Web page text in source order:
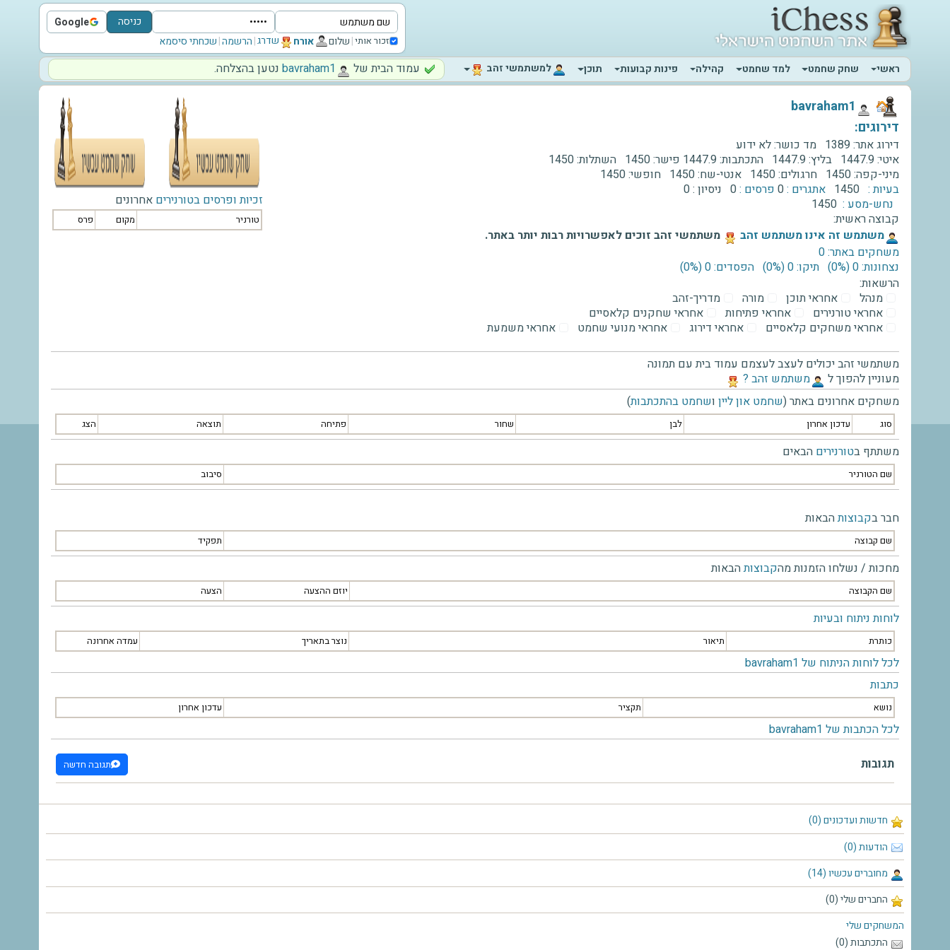
כניסה Google
Sign in with Google
זכור אותי|שלום ‫אורח‬ שדרג|הרשמה|שכחתי סיסמא
ראשי
שחק שחמט למד שחמט קהילה פינות קבועות תוכן ‫למשתמשי זהב‬ עמוד הבית של ‫bavraham1‬ נטען בהצלחה.
חדשות ועדכונים (0)
הודעות (0)
מחוברים עכשיו (14)
החברים שלי (0)
המשחקים שלי
התכתבות (0)
זכיות ופרסים בטורנירים אחרונים
טורניר מקום פרס
‫bavraham1‬
דירוגים:
דירוג אתר:1389 מד כושר:לא ידוע
איטי:1447.9 בליץ:1447.9 התכתבות:1447.9 פישר:1450 השתלות:1450
מיני-קפה:1450 חרגולים:1450 אנטי-שח:1450 חופשי:1450
בעיות : 1450 אתגרים :0 פרסים :0 ניסיון :0
נחש-מסע : 1450
קבוצה ראשית:
‫משתמש זה אינו משתמש זהב‬
משתמשי זהב זוכים לאפשרויות רבות יותר באתר.
משחקים באתר: 0
נצחונות: 0 ‫(0%)‬
תיקו: 0 ‫(0%)‬
הפסדים: 0 ‫(0%)‬
הרשאות:
מנהל
אחראי תוכן מורה
מדריך-זהב
אחראי טורנירים
אחראי פתיחות
אחראי שחקנים קלאסיים
אחראי משחקים קלאסיים
אחראי דירוג אחראי מנועי שחמט אחראי משמעת
משתמשי זהב יכולים לעצב לעצמם עמוד בית עם תמונה
מעוניין להפוך ל
‫משתמש זהב ?‬
משחקים אחרונים באתר (שחמט און ליין ושחמט בהתכתבות)
סוג עדכון אחרון לבן שחור פתיחה תוצאה הצג
משתתף בטורנירים הבאים
שם הטורניר סיבוב
חבר בקבוצותהבאות
שם קבוצה תפקיד
מחכות / נשלחו הזמנות מהקבוצותהבאות
שם הקבוצה יוזם ההצעה הצעה
לוחות ניתוח ובעיות
כותרת תיאור נוצר בתאריך עמדה אחרונה
לכל לוחות הניתוח של bavraham1
כתבות
נושא תקציר עדכון אחרון
לכל הכתבות של bavraham1
תגובות תגובה חדשה